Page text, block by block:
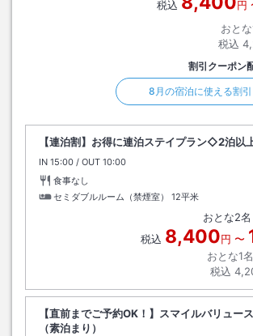
税込
円
おと
税込
割引クーポン
8月の宿泊に使える割
【連泊割】お得に連泊ステイプラン◇2泊以
IN チェックイン
15:00 / OUT チェックアウト
10:00
食事なし
セミダブルルーム（禁煙室）
12平米
おとな2名
税込 8,400円 〜
おとな1
税込
【直前までご予約OK！】スマイルバリュー
（素泊まり）